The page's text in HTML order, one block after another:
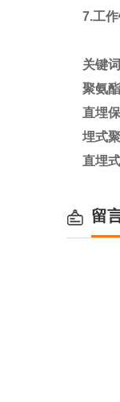
7.工
关键
聚氨
直埋
埋式
直埋
留